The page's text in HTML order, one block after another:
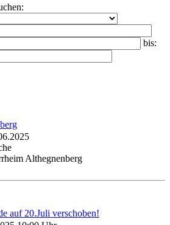
bis:
Althegnenberg
auf 20.Juli verschoben!